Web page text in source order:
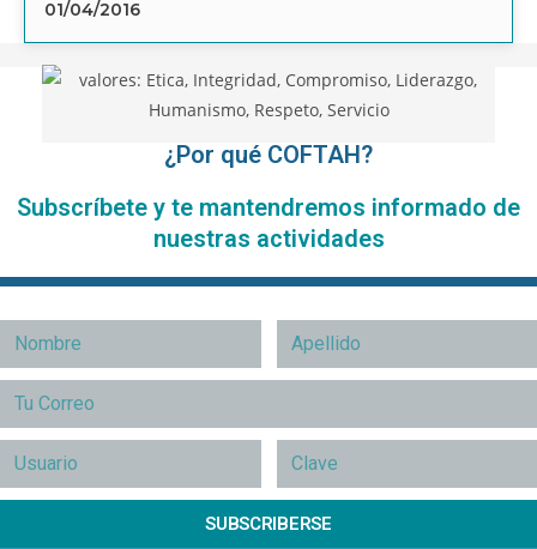
01/04/2016
¿Por qué COFTAH?
Subscríbete y te mantendremos informado de
nuestras actividades
SUBSCRIBERSE